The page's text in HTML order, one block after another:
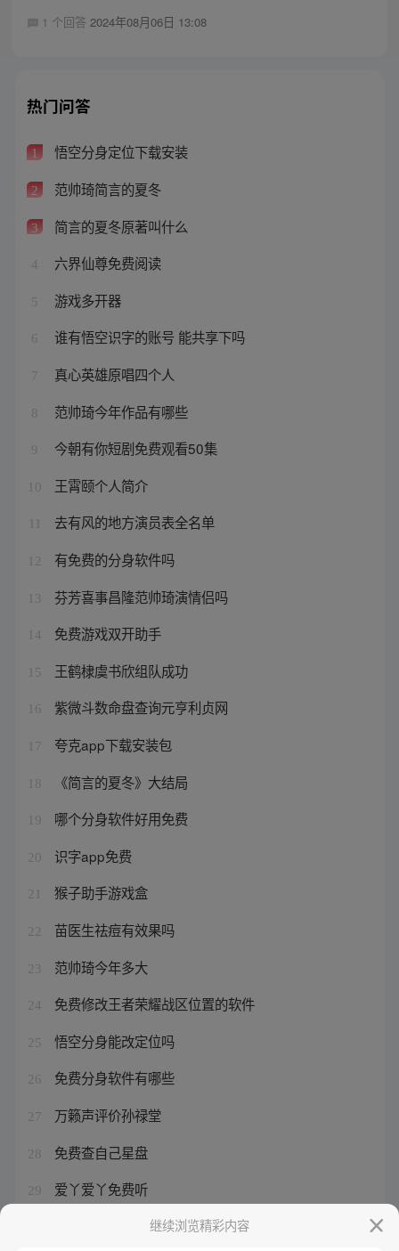
1 个回答 2024年08月06日 13:08
热门问答
1 悟空分身定位下载安装
2 范帅琦简言的夏冬
3 简言的夏冬原著叫什么
4 六界仙尊免费阅读
5 游戏多开器
6 谁有悟空识字的账号 能共享下吗
7 真心英雄原唱四个人
8 范帅琦今年作品有哪些
9 今朝有你短剧免费观看50集
10 王霄颐个人简介
去有风的地方演员表全名单
12 有免费的分身软件吗
13 芬芳喜事昌隆范帅琦演情侣吗
14 免费游戏双开助手
15 王鹤棣虞书欣组队成功
16 紫微斗数命盘查询元亨利贞网
17 夸克app下载安装包
18 《简言的夏冬》大结局
19 哪个分身软件好用免费
20 识字app免费
21 猴子助手游戏盒
22 苗医生祛痘有效果吗
23 范帅琦今年多大
24 免费修改王者荣耀战区位置的软件
25 悟空分身能改定位吗
26 免费分身软件有哪些
27 万籁声评价孙禄堂
28 免费查自己星盘
29 爱丫爱丫免费听
继续浏览精彩内容